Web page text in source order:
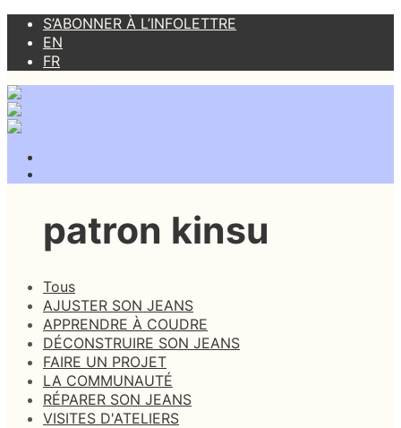
S’ABONNER À L’INFOLETTRE
EN
FR
patron kinsu
Tous
AJUSTER SON JEANS
APPRENDRE À COUDRE
DÉCONSTRUIRE SON JEANS
FAIRE UN PROJET
LA COMMUNAUTÉ
RÉPARER SON JEANS
VISITES D'ATELIERS